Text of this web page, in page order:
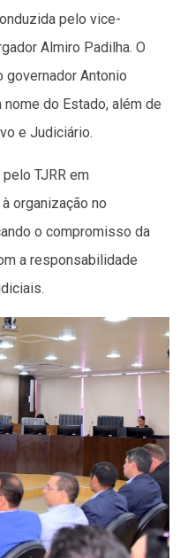
pelo vice-
Almiro Padilha. O
governador Antonio
do Estado, além de
e Judiciário.
TJRR em
organização no
o compromisso da
a responsabilidade